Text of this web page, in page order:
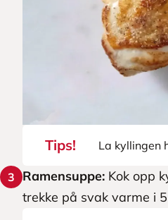
Tips! La kyllingen
3 Ramensuppe: Kok opp
trekke på svak varme i